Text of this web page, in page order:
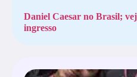
Daniel Caesar no Brasil;
ingresso